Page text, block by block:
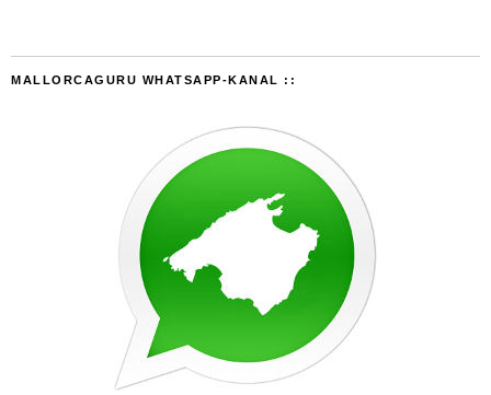
MALLORCAGURU WHATSAPP-KANAL ::